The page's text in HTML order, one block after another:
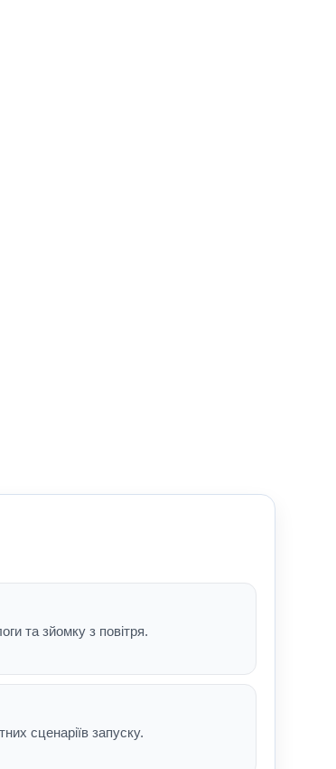
та зйомку з повітря.
сценаріїв запуску.